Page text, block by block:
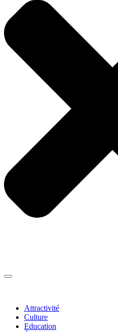
Attractivité
Culture
Education